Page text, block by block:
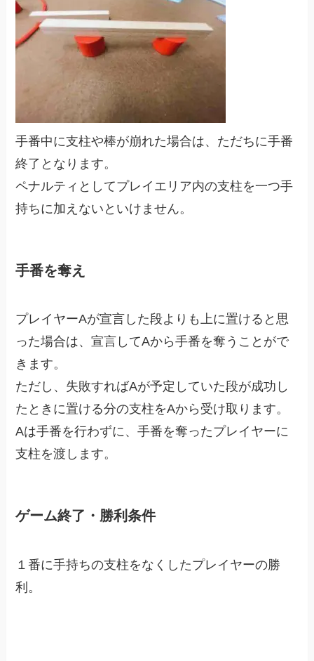
手番中に支柱や棒が崩れた場合は、ただちに手番
終了となります。
ペナルティとしてプレイエリア内の支柱を一つ手
持ちに加えないといけません。
手番を奪え
プレイヤーAが宣言した段よりも上に置けると思
った場合は、宣言してAから手番を奪うことがで
きます。
ただし、失敗すればAが予定していた段が成功し
たときに置ける分の支柱をAから受け取ります。
Aは手番を行わずに、手番を奪ったプレイヤーに
支柱を渡します。
ゲーム終了・勝利条件
１番に手持ちの支柱をなくしたプレイヤーの勝
利。